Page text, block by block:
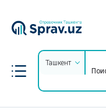
Ташкент